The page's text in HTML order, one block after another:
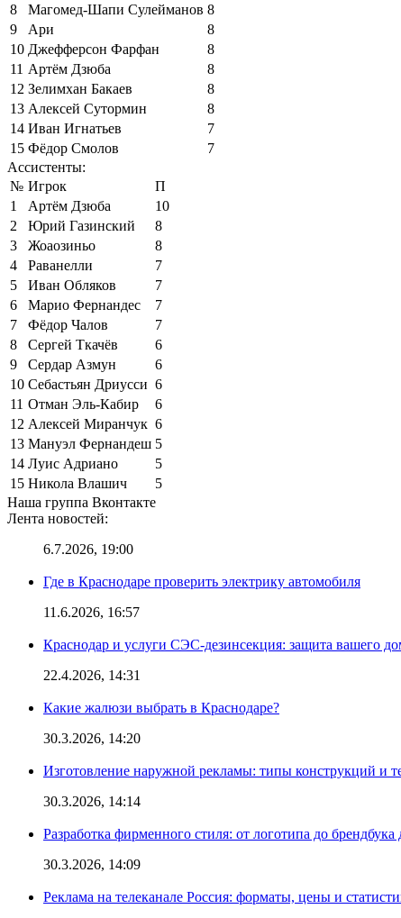
8
Магомед-Шапи Сулейманов 8
9
Ари
8
10 Джефферсон Фарфан
8
11 Артём Дзюба
8
12 Зелимхан Бакаев
8
13 Алексей Сутормин
8
14 Иван Игнатьев
7
15 Фёдор Смолов
7
Ассистенты:
№ Игрок
П
1
Артём Дзюба
10
2
Юрий Газинский
8
3
Жоаозиньо
8
4
Раванелли
7
5
Иван Обляков
7
6
Марио Фернандес
7
7
Фёдор Чалов
7
8
Сергей Ткачёв
6
9
Сердар Азмун
6
10 Себастьян Дриусси 6
11 Отман Эль-Кабир
6
12 Алексей Миранчук 6
13 Мануэл Фернандеш 5
14 Луис Адриано
5
15 Никола Влашич
5
Наша группа Вконтакте
Лента новостей:
6.7.2026, 19:00
Где в Краснодаре проверить электрику автомобиля
11.6.2026, 16:57
Краснодар и услуги СЭС-дезинсекция: защита вашего
22.4.2026, 14:31
Какие жалюзи выбрать в Краснодаре?
30.3.2026, 14:20
Изготовление наружной рекламы: типы конструкций и
30.3.2026, 14:14
Разработка фирменного стиля: от логотипа до брендбука
30.3.2026, 14:09
Реклама на телеканале Россия: форматы, цены и